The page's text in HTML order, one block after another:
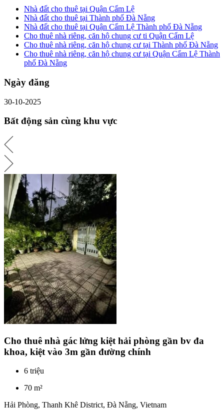
Nhà đất cho thuê tại Quận Cẩm Lệ
Nhà đất cho thuê tại Thành phố Đà Nẵng
Nhà đất cho thuê tại Quận Cẩm Lệ Thành phố Đà Nẵng
Cho thuê nhà riêng, căn hộ chung cư ti Quận Cẩm Lệ
Cho thuê nhà riêng, căn hộ chung cư tại Thành phố Đà Nẵng
Cho thuê nhà riêng, căn hộ chung cư tại Quận Cẩm Lệ Thành
phố Đà Nẵng
Ngày đăng
30-10-2025
Bất động sản cùng khu vực
Cho thuê nhà gác lửng kiệt hải phòng gần bv đa
khoa, kiệt vào 3m gần đường chính
6 triệu
70 m²
Hải Phòng, Thanh Khê District, Đà Nẵng, Vietnam